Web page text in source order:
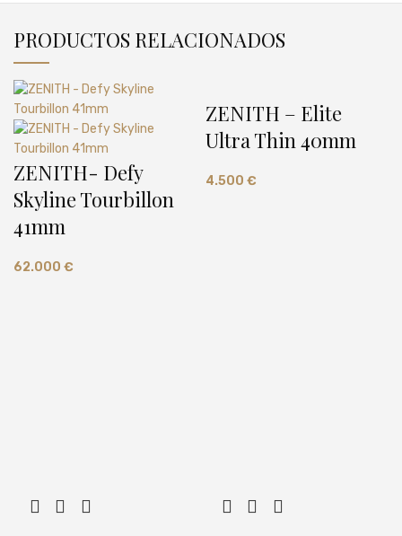
PRODUCTOS RELACIONADOS
ZENITH- Defy
Skyline Tourbillon
41mm
62.000 €
ZENITH – Elite
Ultra Thin 40mm
4.500 €